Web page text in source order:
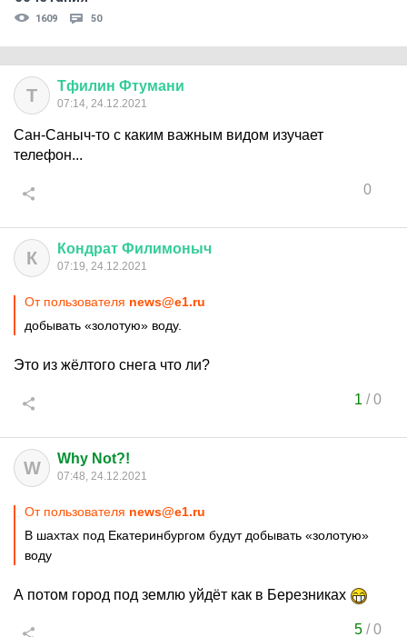
1609 50
Т Тфилин Фтумани
07:14, 24.12.2021
Сан-Саныч-то с каким важным видом изучает
телефон...
0
К Кондрат Филимоныч
07:19, 24.12.2021
От пользователя news@e1.ru
добывать «золотую» воду.
Это из жёлтого снега что ли?
1 /0
W Why Not?!
07:48, 24.12.2021
От пользователя news@e1.ru
В шахтах под Екатеринбургом будут добывать «золотую»
воду
А потом город под землю уйдёт как в Березниках
5/0